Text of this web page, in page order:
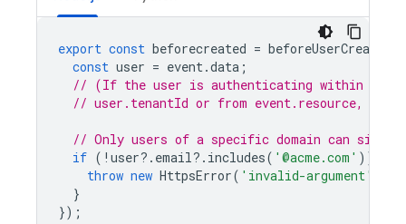
export const beforecreated = beforeUserCreated
const user = event.data ;
// (If the user is authenticating within a
// user.tenantId or from event.resource,
// Only users of a specific domain can sign
if ( ! user? . email? . includes( '@acme.com' ))
throw new HttpsError( 'invalid-argument'
}
});